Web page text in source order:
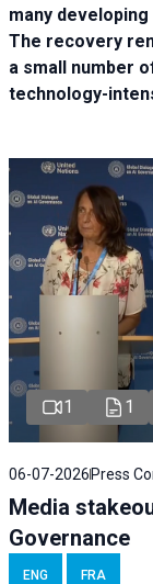
many
The recovery
a small number
technology-
1 1
06-07-2026 Press
Media
Governance
ENG FRA